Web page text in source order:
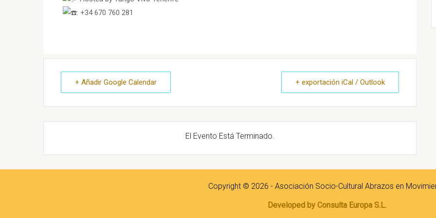
: +34 670 760 281
+ Añadir Google Calendar + exportación iCal / Outlook
El Evento Está Terminado.
Copyright © 2026 - Asociación Socio-Cultural Abrazos en
Developed by Consulta Europa S.L.